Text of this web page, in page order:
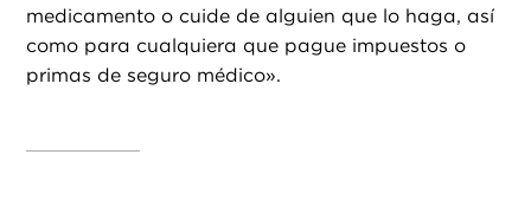
medicamento o cuide de alguien que lo haga, así
como para cualquiera que pague impuestos o
primas de seguro médico».